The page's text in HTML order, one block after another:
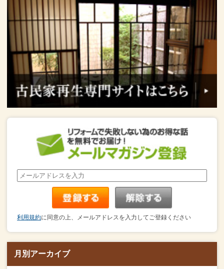
利用規約に同意の上、メールアドレスを入力してご登録ください
月別アーカイブ